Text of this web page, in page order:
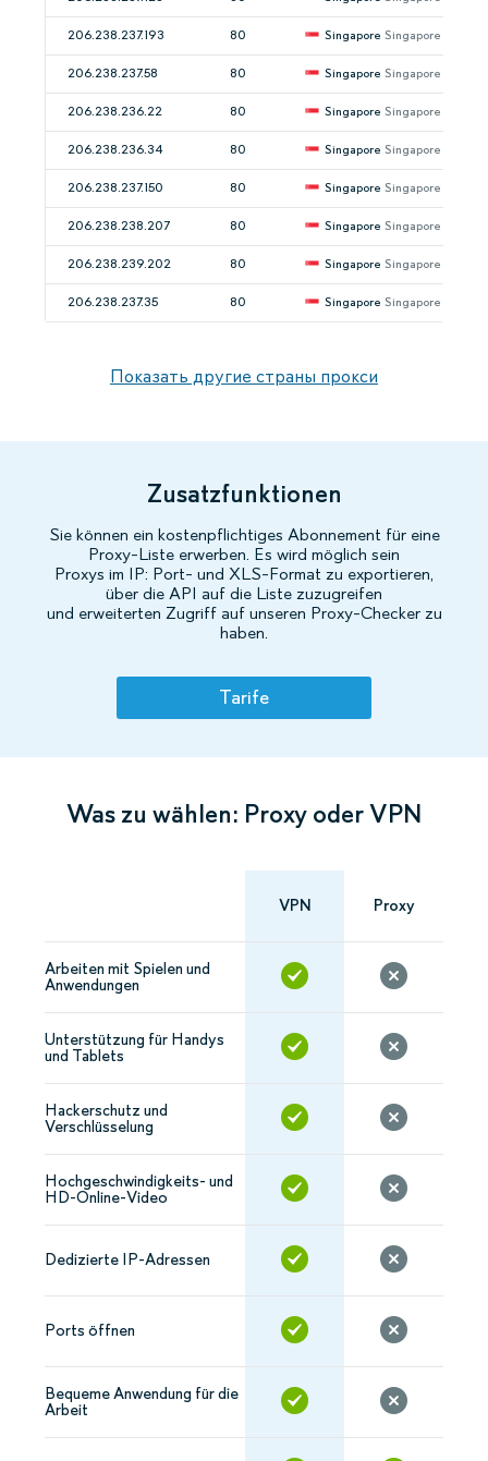
206.238.237.193 80 Singapore Singapore
206.238.237.58 80 Singapore Singapore
206.238.236.22 80 Singapore Singapore
206.238.236.34 80 Singapore Singapore
206.238.237.150 80 Singapore Singapore
206.238.238.207 80 Singapore Singapore
206.238.239.202 80 Singapore Singapore
206.238.237.35 80 Singapore Singapore
Показать другие страны прокси
Zusatzfunktionen
Sie können ein kostenpflichtiges Abonnement für eine
Proxy-Liste erwerben. Es wird möglich sein
Proxys im IP: Port- und XLS-Format zu exportieren,
über die API auf die Liste zuzugreifen
und erweiterten Zugriff auf unseren Proxy-Checker zu
haben.
Tarife
Was zu wählen: Proxy oder VPN
VPN Proxy
Arbeiten mit Spielen und
Anwendungen
Unterstützung für Handys
und Tablets
Hackerschutz und
Verschlüsselung
Hochgeschwindigkeits- und
HD-Online-Video
Dedizierte IP-Adressen
Ports öffnen
Bequeme Anwendung für die
Arbeit